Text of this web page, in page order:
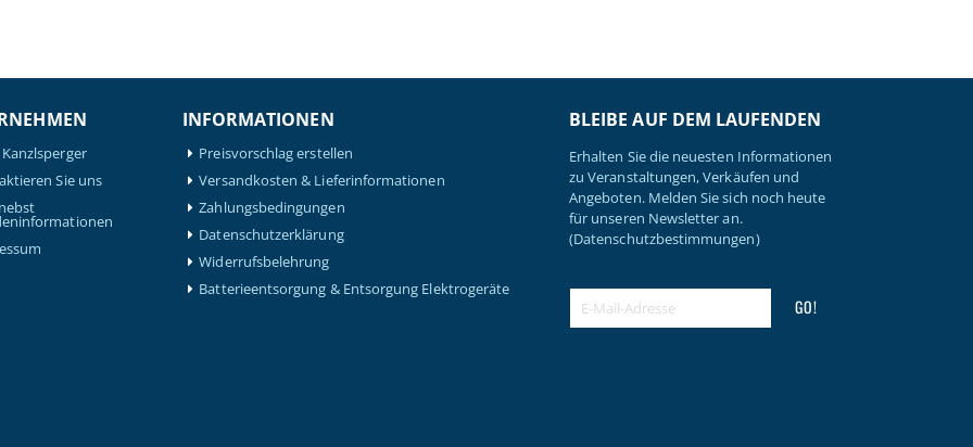
Sie uns
INFORMATIONEN
Preisvorschlag erstellen
Versandkosten & Lieferinformationen
Zahlungsbedingungen
Datenschutzerklärung
Widerrufsbelehrung
Batterieentsorgung & Entsorgung Elektrogeräte
BLEIBE AUF DEM LAUFENDEN
Erhalten Sie die neuesten Informationen
zu Veranstaltungen, Verkäufen und
Angeboten. Melden Sie sich noch heute
für unseren Newsletter an.
(Datenschutzbestimmungen)
GO!